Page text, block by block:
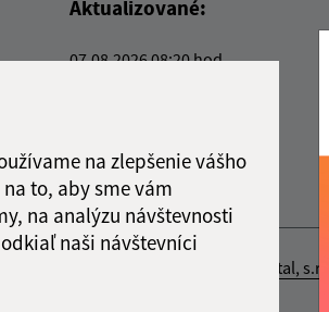
na zlepšenie vášho
to, aby sme vám
na analýzu návštevnosti
naši návštevníci
Aktualizované:
07.08.2026 08:20 hod.
spoločnosť webex.digital, s.r.o.